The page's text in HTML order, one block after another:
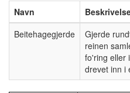
Navn
Beitehagegjerde
Gjerde
reinen
fo'ring eller
drevet inn i